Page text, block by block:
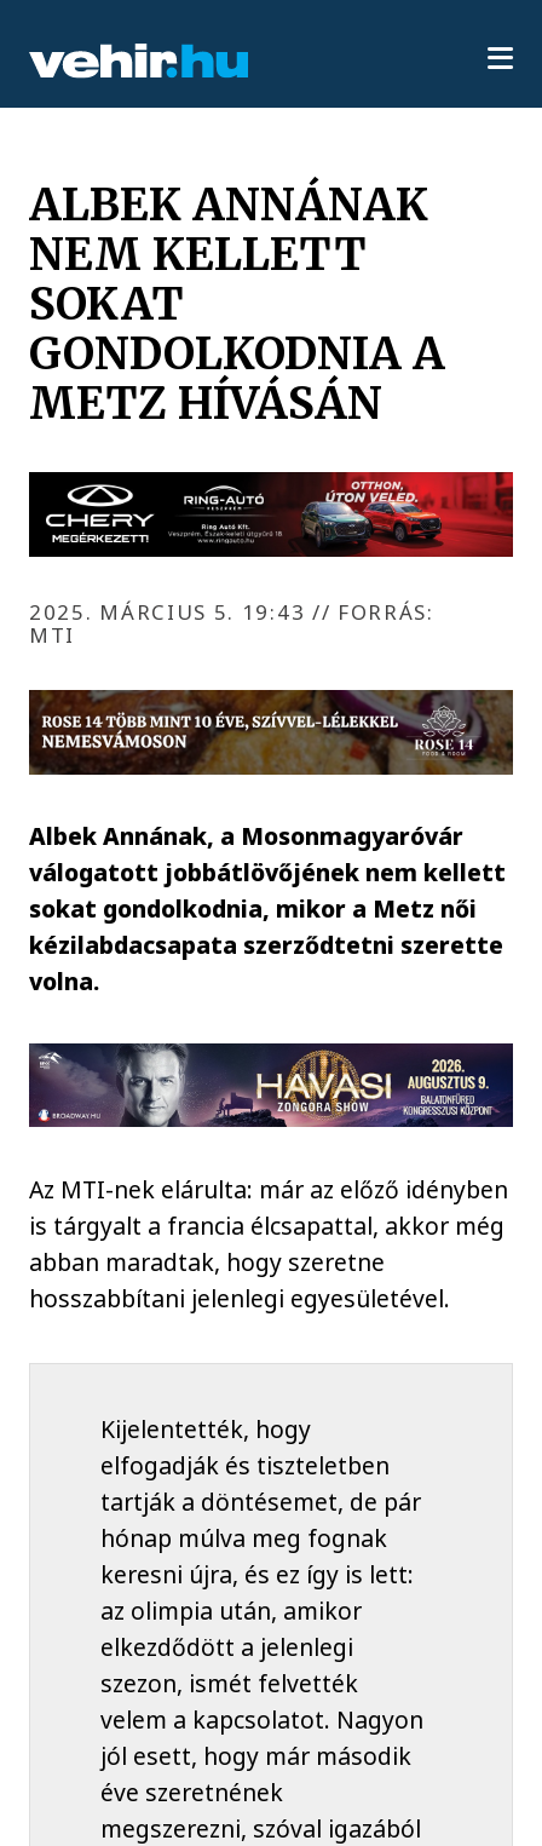
ALBEK ANNÁNAK
NEM KELLETT
SOKAT
GONDOLKODNIA A
METZ HÍVÁSÁN
2025. MÁRCIUS 5. 19:43 // FORRÁS:
MTI
Albek Annának, a Mosonmagyaróvár
válogatott jobbátlövőjének nem kellett
sokat gondolkodnia, mikor a Metz női
kézilabdacsapata szerződtetni szerette
volna.
Az MTI-nek elárulta: már az előző idényben
is tárgyalt a francia élcsapattal, akkor még
abban maradtak, hogy szeretne
hosszabbítani jelenlegi egyesületével.
Kijelentették, hogy
elfogadják és tiszteletben
tartják a döntésemet, de pár
hónap múlva meg fognak
keresni újra, és ez így is lett:
az olimpia után, amikor
elkezdődött a jelenlegi
szezon, ismét felvették
velem a kapcsolatot. Nagyon
jól esett, hogy már második
éve szeretnének
megszerezni, szóval igazából